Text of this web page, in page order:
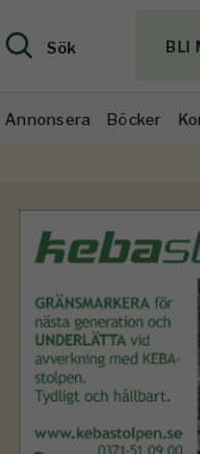
Sök BLI
Annonsera Böcker